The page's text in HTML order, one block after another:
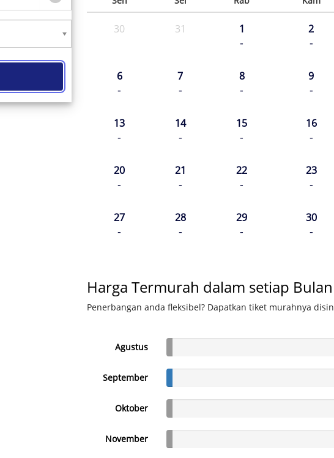
30 31 1
-
2
-
6
-
7
-
8
-
9
-
13
-
14
-
15
-
16
-
20
-
21
-
22
-
23
-
27
-
28
-
29
-
30
-
Harga Termurah dalam setiap Bulan
Penerbangan anda fleksibel? Dapatkan tiket murahnya
Agustus
September
Oktober
November